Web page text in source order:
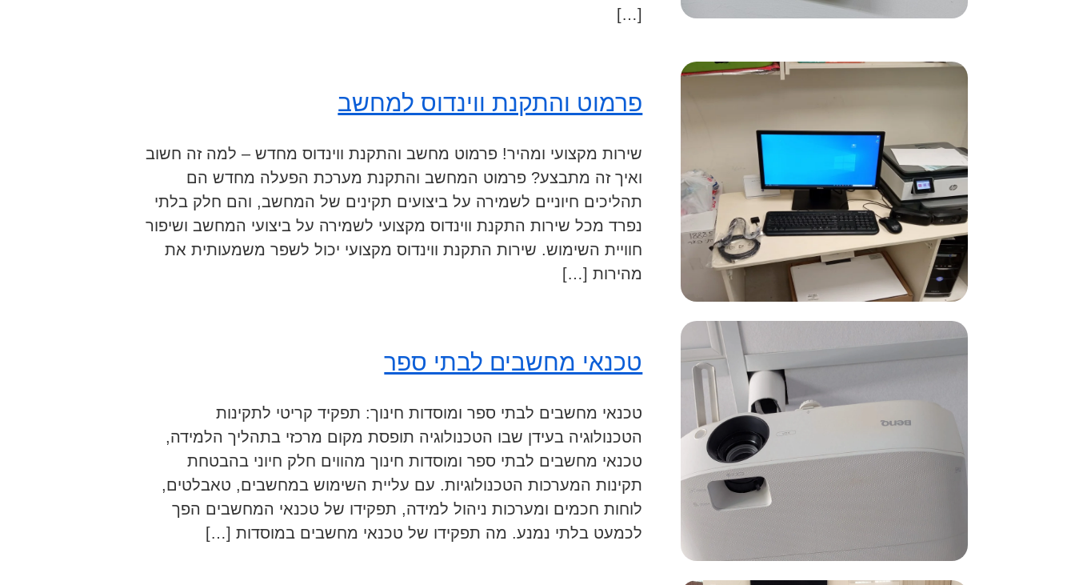
[…]
פרמוט והתקנת ווינדוס למחשב
שירות מקצועי ומהיר! פרמוט מחשב והתקנת ווינדוס מחדש – למה זה חשוב
ואיך זה מתבצע? פרמוט המחשב והתקנת מערכת הפעלה מחדש הם
תהליכים חיוניים לשמירה על ביצועים תקינים של המחשב, והם חלק בלתי
נפרד מכל שירות התקנת ווינדוס מקצועי לשמירה על ביצועי המחשב ושיפור
חוויית השימוש. שירות התקנת ווינדוס מקצועי יכול לשפר משמעותית את
מהירות […]
טכנאי מחשבים לבתי ספר
טכנאי מחשבים לבתי ספר ומוסדות חינוך: תפקיד קריטי לתקינות
הטכנולוגיה בעידן שבו הטכנולוגיה תופסת מקום מרכזי בתהליך הלמידה,
טכנאי מחשבים לבתי ספר ומוסדות חינוך מהווים חלק חיוני בהבטחת
תקינות המערכות הטכנולוגיות. עם עליית השימוש במחשבים, טאבלטים,
לוחות חכמים ומערכות ניהול למידה, תפקידו של טכנאי המחשבים הפך
לכמעט בלתי נמנע. מה תפקידו של טכנאי מחשבים במוסדות […]